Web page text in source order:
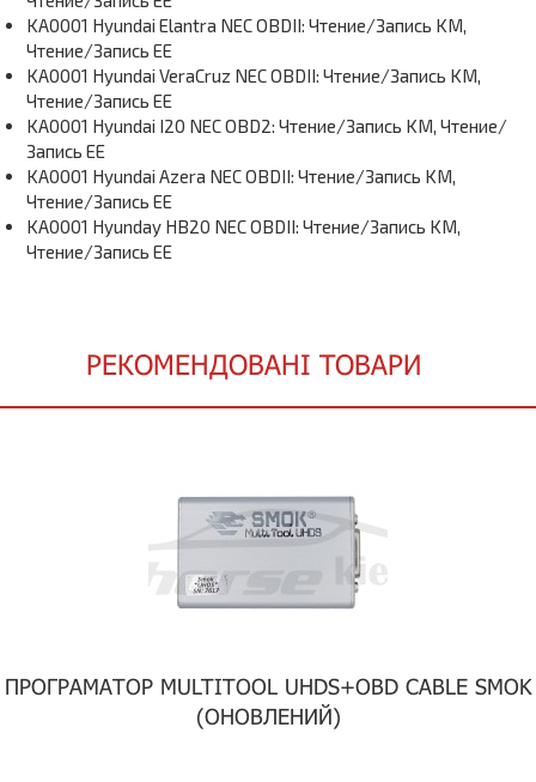
KA0001 Hyundai Elantra NEC OBDII: Чтение/Запись KM,
Чтение/Запись EE
KA0001 Hyundai VeraCruz NEC OBDII: Чтение/Запись KM,
Чтение/Запись EE
KA0001 Hyundai I20 NEC OBD2: Чтение/Запись KM, Чтение/
Запись EE
KA0001 Hyundai Azera NEC OBDII: Чтение/Запись KM,
Чтение/Запись EE
KA0001 Hyunday HB20 NEC OBDII: Чтение/Запись KM,
Чтение/Запись EE
РЕКОМЕНДОВАНІ ТОВАРИ
ПРОГРАМАТОР MULTITOOL UHDS+OBD CABLE SMOK
(ОНОВЛЕНИЙ)